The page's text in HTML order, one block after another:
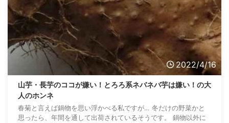
2022/4/16
山芋・長芋のココが嫌い！とろろ系ネバネバ芋は嫌い！の大
人のホンネ
春菊と言えば鍋物を思い浮かべる私ですが… 冬だけの野菜かと
思ったら、年間を通して出荷されているそうです。 鍋物以外に